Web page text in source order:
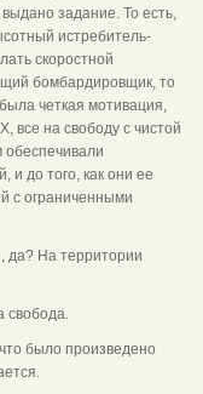
задание. То есть,
истребитель-
скоростной
бомбардировщик, то
четкая мотивация,
все на свободу с чистой
обеспечивали
и до того, как они ее
с ограниченными
да? На территории
свобода.
было произведено